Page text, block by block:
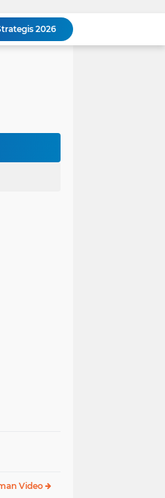
2026
Hadir di GIIAS 2026, Pro7 Auto Lighting Pamerkan Teknologi Pencahayaan Kendaraan Premium
Pemerintah Kota Tangerang bersama Pemprov Banten Mulai Tertibkan Kabel Udara
Video